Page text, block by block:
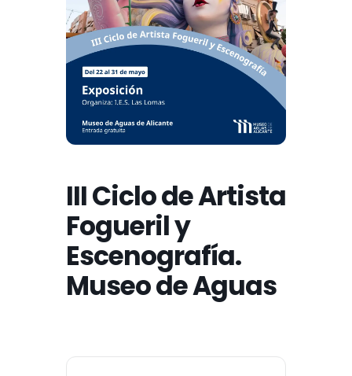
III Ciclo de Artista
Fogueril y
Escenografía.
Museo de Aguas